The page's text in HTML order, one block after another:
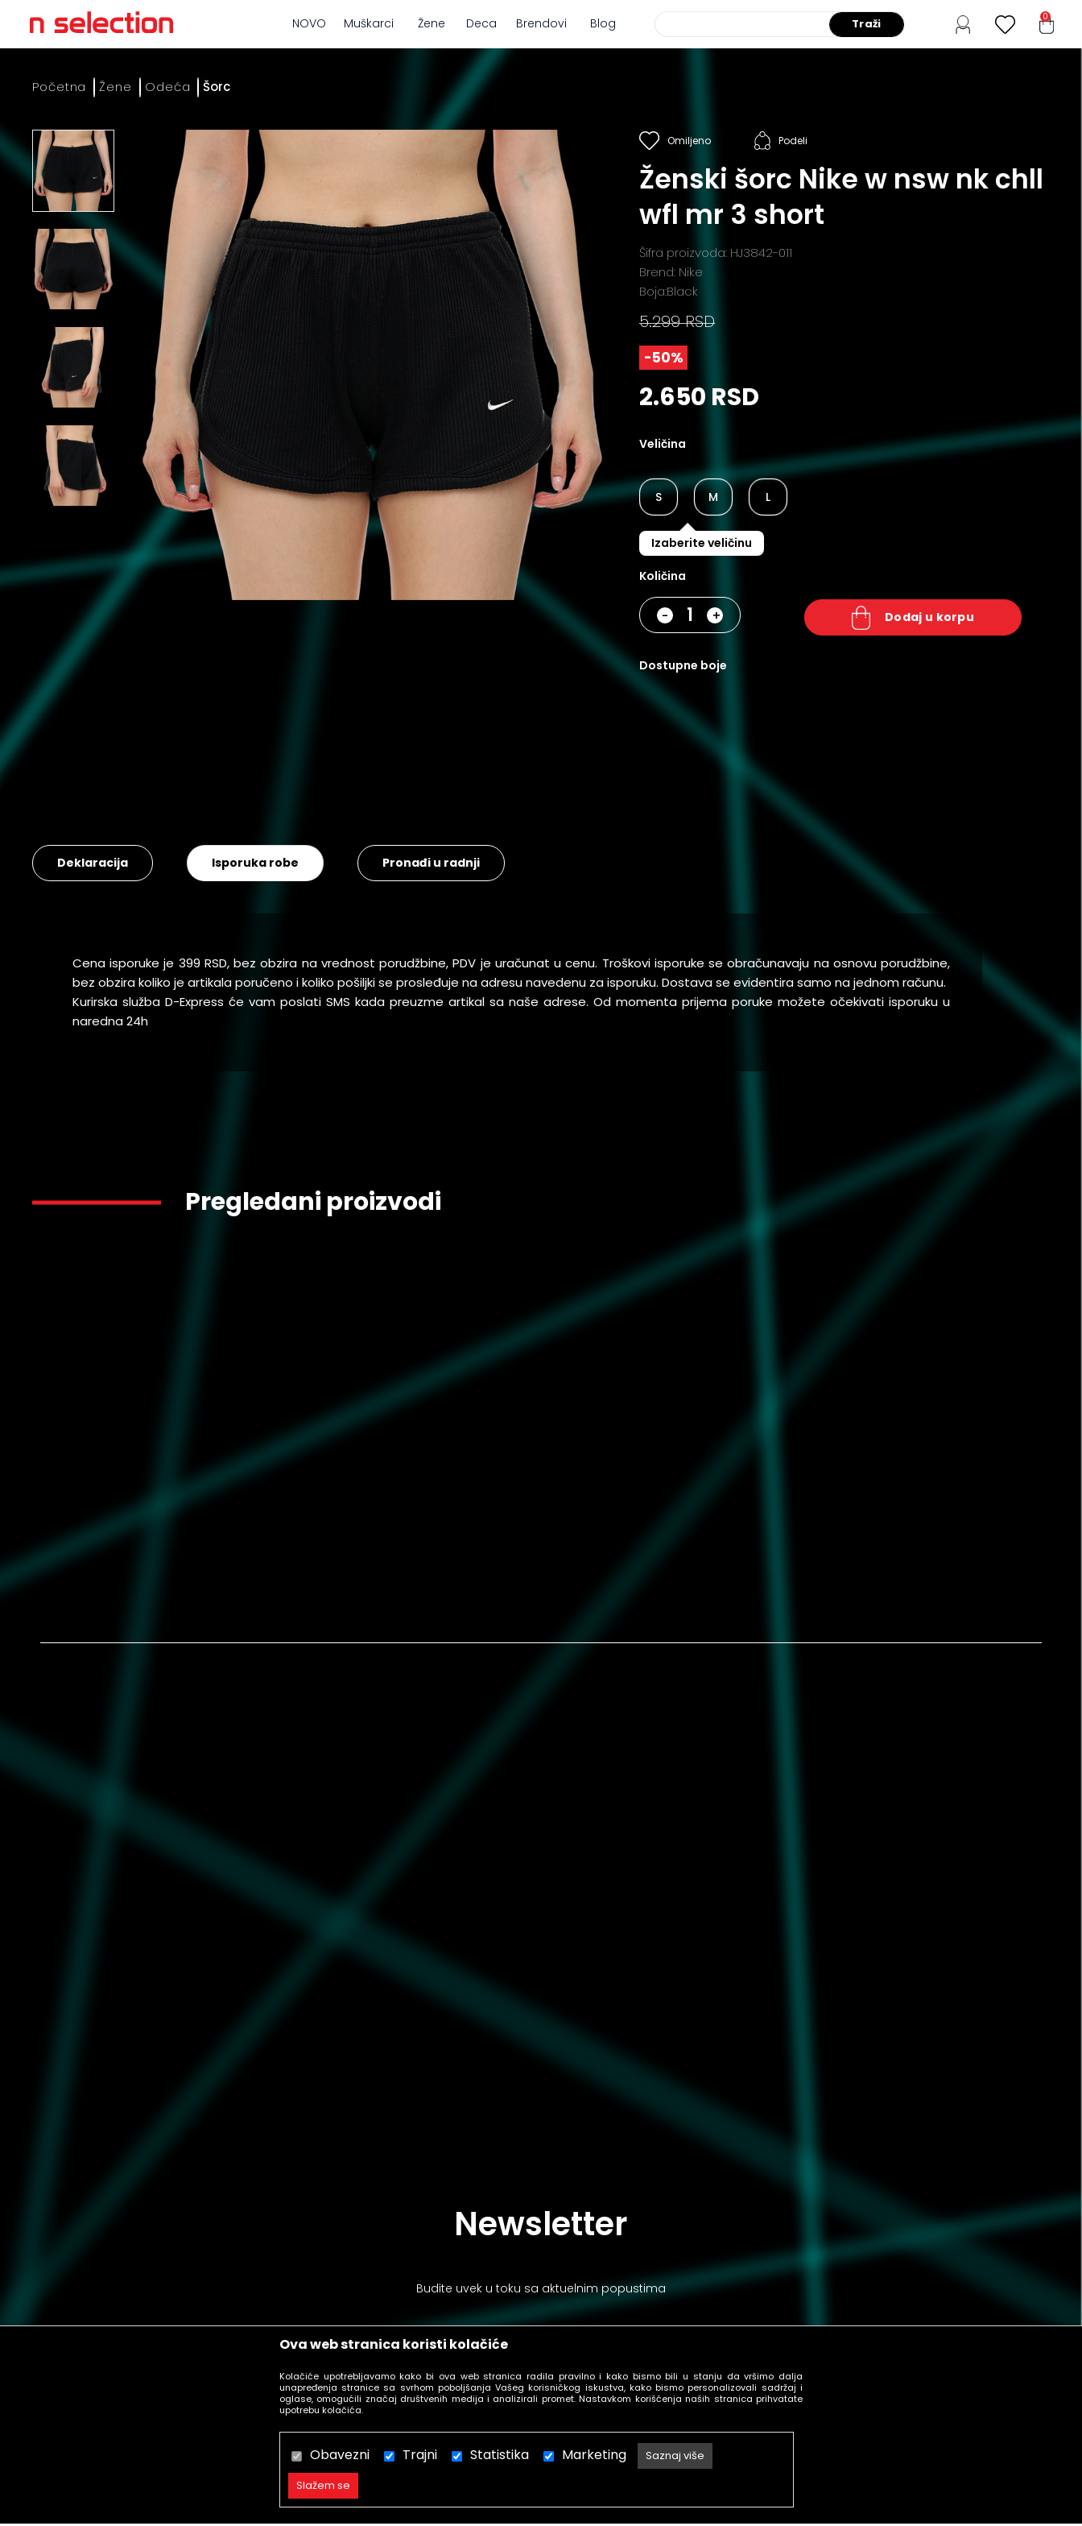
NOVO Muškarci Žene Deca Brendovi Blog Traži 0
Ova web stranica koristi kolačiće
Kolačiće upotrebljavamo kako bi ova web stranica radila pravilno i kako bismo bili u stanju da vršimo dalja
unapređenja stranice sa svrhom poboljšanja Vašeg korisničkog iskustva, kako bismo personalizovali sadržaj i
oglase, omogućili značaj društvenih medija i analizirali promet. Nastavkom korišćenja naših stranica prihvatate
upotrebu kolačića.
Obavezni Trajni Statistika Marketing
Saznaj više
Slažem se
Početna Žene Odeća Šorc
Omiljeno Podeli
Ženski šorc Nike w nsw nk chll
wfl mr 3 short
Šifra proizvoda: HJ3842-011
Brend: Nike
Boja:Black
5.299 RSD
-50%
2.650 RSD
Veličina
S M L
Izaberite veličinu
Količina
- + dodaj u korpu
dostupne boje
Deklaracija Isporuka robe Pronađi u radnji
Cena isporuke je 399 RSD, bez obzira na vrednost porudžbine, PDV je uračunat u cenu. Troškovi isporuke se obračunavaju na osnovu porudžbine,
bez obzira koliko je artikala poručeno i koliko pošiljki se prosleđuje na adresu navedenu za isporuku. Dostava se evidentira samo na jednom računu.
Kurirska služba D-Express će vam poslati SMS kada preuzme artikal sa naše adrese. Od momenta prijema poruke možete očekivati isporuku u
naredna 24h
Pregledani proizvodi
Newsletter
Budite uvek u toku sa aktuelnim popustima
PRIJAVI SE